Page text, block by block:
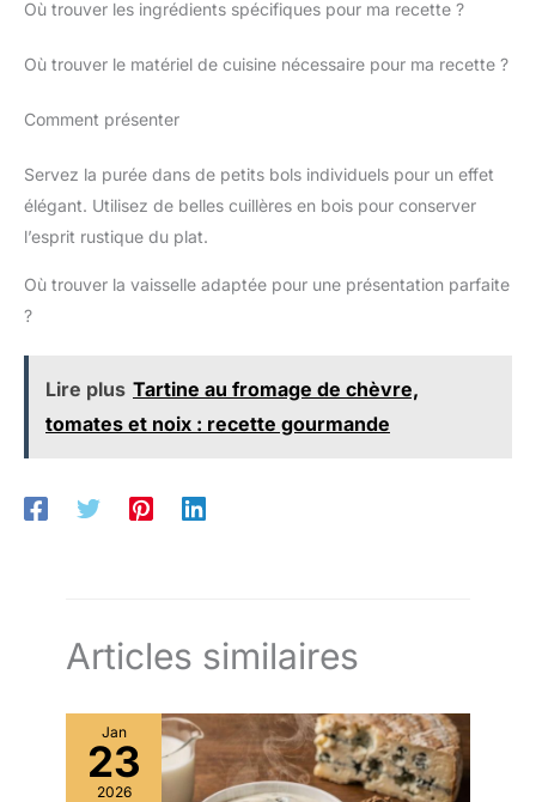
Où trouver les ingrédients spécifiques pour ma recette ?
Où trouver le matériel de cuisine nécessaire pour ma recette ?
Comment présenter
Servez la purée dans de petits bols individuels pour un effet
élégant. Utilisez de belles cuillères en bois pour conserver
l’esprit rustique du plat.
Où trouver la vaisselle adaptée pour une présentation parfaite
?
Lire plus Tartine au fromage de chèvre,
tomates et noix : recette gourmande
Articles similaires
Jan
23
2026